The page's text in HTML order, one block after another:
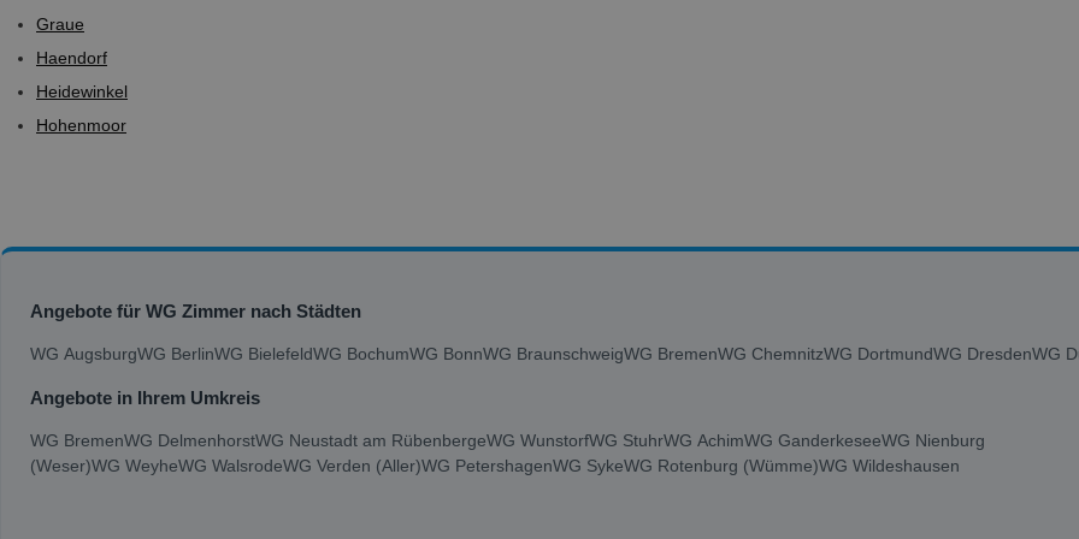
Graue
Haendorf
Heidewinkel
Hohenmoor
Angebote für WG Zimmer nach Städten
WG AugsburgWG BerlinWG BielefeldWG BochumWG BonnWG BraunschweigWG BremenWG ChemnitzWG DortmundWG DresdenWG
Angebote in Ihrem Umkreis
WG BremenWG DelmenhorstWG Neustadt am RübenbergeWG WunstorfWG StuhrWG AchimWG GanderkeseeWG Nienburg
(Weser)WG WeyheWG WalsrodeWG Verden (Aller)WG PetershagenWG SykeWG Rotenburg (Wümme)WG Wildeshausen